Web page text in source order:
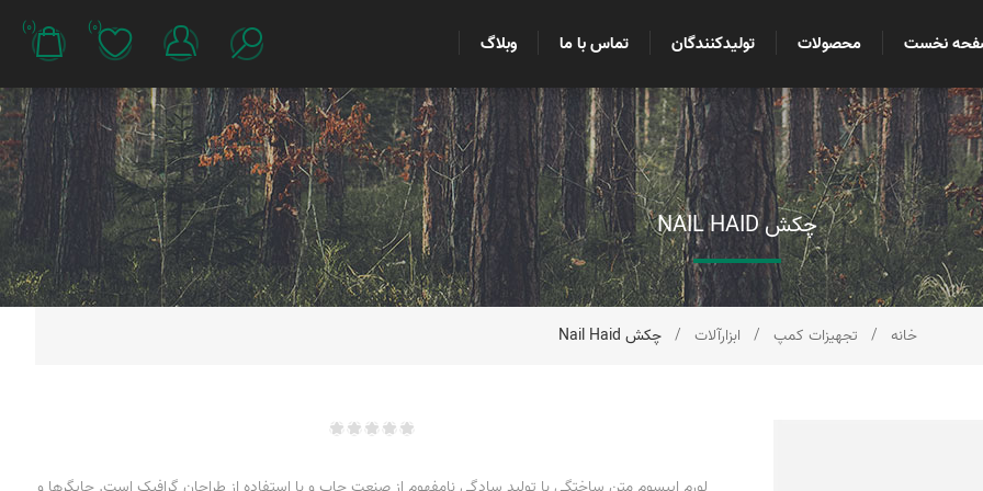
نخست محصولات تولیدکنندگان تماس با ما وبلاگ
(0)
(0)
خانه / تجهیزات کمپ / ابزارآلات / چکش Nail Haid
چکش NAIL HAID